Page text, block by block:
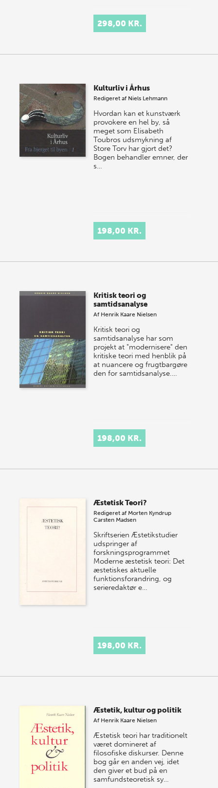
298,00 KR.
Kulturliv i Århus
Redigeret af Niels Lehmann
Hvordan kan et kunstværk
provokere en hel by, så
meget som Elisabeth
Toubros udsmyk­ning af
Store Torv har gjort det?
Bogen behandler emner, der
s…
198,00 KR.
Kritisk teori og
samtidsanalyse
Af Henrik Kaare Nielsen
Kritisk teori og
samtidsanalyse har som
projekt at "modernisere" den
kritiske teori med henblik på
at nuancere og frugtbargøre
den for samtidsanalyse.…
198,00 KR.
Æstetisk Teori?
Redigeret af Morten Kyndrup
Carsten Madsen
Skriftserien Æstetikstudier
udspringer af
forskningsprogrammet
Moderne æstetisk teori: Det
æstetiskes aktuelle
funktionsforandring, og
serieredaktør e…
198,00 KR.
Æstetik, kultur og politik
Af Henrik Kaare Nielsen
Æstetisk teori har traditionelt
været domineret af
filosofiske diskurser. Denne
bog går en anden vej, idet
den giver et bud på en
samfundsteoretisk sy…